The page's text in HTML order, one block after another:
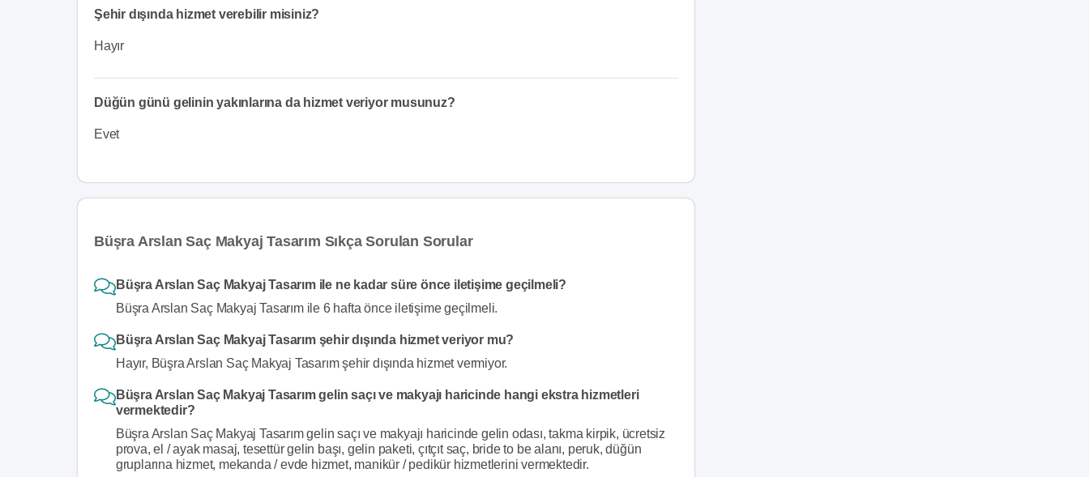
Şehir dışında hizmet verebilir misiniz?
Hayır
Düğün günü gelinin yakınlarına da hizmet veriyor musunuz?
Evet
Büşra Arslan Saç Makyaj Tasarım Sıkça Sorulan Sorular
Büşra Arslan Saç Makyaj Tasarım ile ne kadar süre önce iletişime geçilmeli?
Büşra Arslan Saç Makyaj Tasarım ile 6 hafta önce iletişime geçilmeli.
Büşra Arslan Saç Makyaj Tasarım şehir dışında hizmet veriyor mu?
Hayır, Büşra Arslan Saç Makyaj Tasarım şehir dışında hizmet vermiyor.
Büşra Arslan Saç Makyaj Tasarım gelin saçı ve makyajı haricinde hangi ekstra hizmetleri
vermektedir?
Büşra Arslan Saç Makyaj Tasarım gelin saçı ve makyajı haricinde gelin odası, takma kirpik, ücretsiz
prova, el / ayak masaj, tesettür gelin başı, gelin paketi, çıtçıt saç, bride to be alanı, peruk, düğün
gruplarına hizmet, mekanda / evde hizmet, manikür / pedikür hizmetlerini vermektedir.